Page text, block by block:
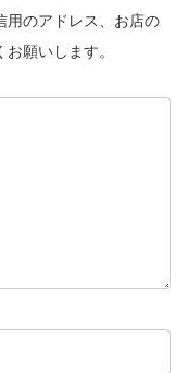
用のアドレス、お店の
願いします。